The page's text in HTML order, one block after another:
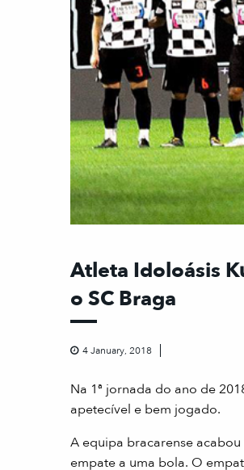
Atleta Idoloásis
o SC Braga
4 January, 2018
Na 1ª jornada do ano de
apetecível e bem jogado.
A equipa bracarense
empate a uma bola. O